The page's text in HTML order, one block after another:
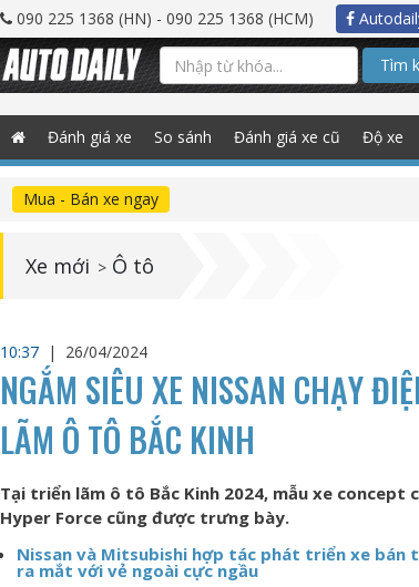
090 225 1368 (HN) - 090 225 1368 (HCM)
Tìm
Đánh giá xe So sánh Đánh giá xe cũ Độ xe
Mua - Bán xe ngay
Xe mới > Ô tô
10:37 | 26/04/2024
NGẮM SIÊU XE NISSAN CHẠY
LÃM Ô TÔ BẮC KINH
Tại triển lãm ô tô Bắc Kinh 2024, mẫu xe concept
Hyper Force cũng được trưng bày.
Nissan và Mitsubishi hợp tác phát triển xe bán
ra mắt với vẻ ngoài cực ngầu